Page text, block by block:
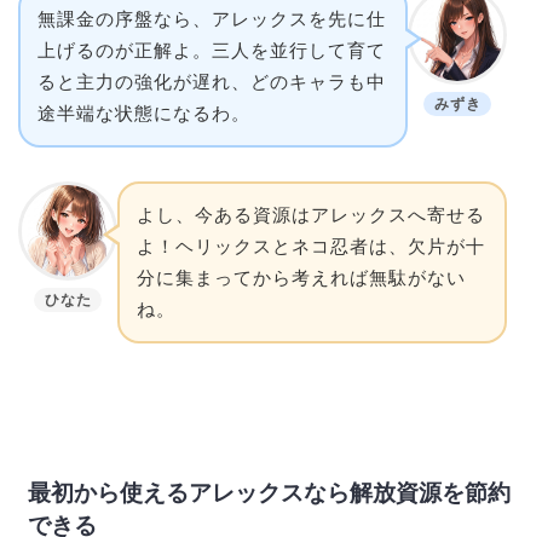
みずき
無課金の序盤なら、アレックスを先に仕
上げるのが正解よ。三人を並行して育て
ると主力の強化が遅れ、どのキャラも中
途半端な状態になるわ。
ひなた
よし、今ある資源はアレックスへ寄せる
よ！ヘリックスとネコ忍者は、欠片が十
分に集まってから考えれば無駄がない
ね。
最初から使えるアレックスなら解放資源を節約
できる